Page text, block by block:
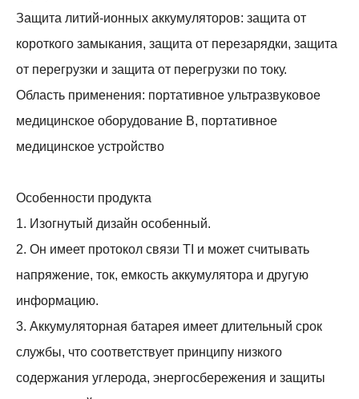
Защита литий-ионных аккумуляторов: защита от
короткого замыкания, защита от перезарядки, защита
от перегрузки и защита от перегрузки по току.
Область применения: портативное ультразвуковое
медицинское оборудование B, портативное
медицинское устройство
Особенности продукта
1. Изогнутый дизайн особенный.
2. Он имеет протокол связи TI и может считывать
напряжение, ток, емкость аккумулятора и другую
информацию.
3. Аккумуляторная батарея имеет длительный срок
службы, что соответствует принципу низкого
содержания углерода, энергосбережения и защиты